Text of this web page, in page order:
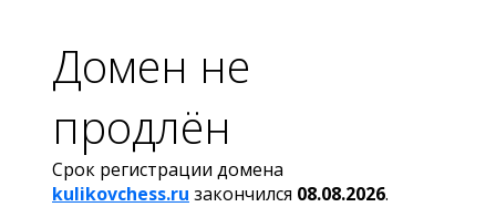
Домен не
продлён
Срок регистрации домена
kulikovchess.ru закончился 08.08.2026.